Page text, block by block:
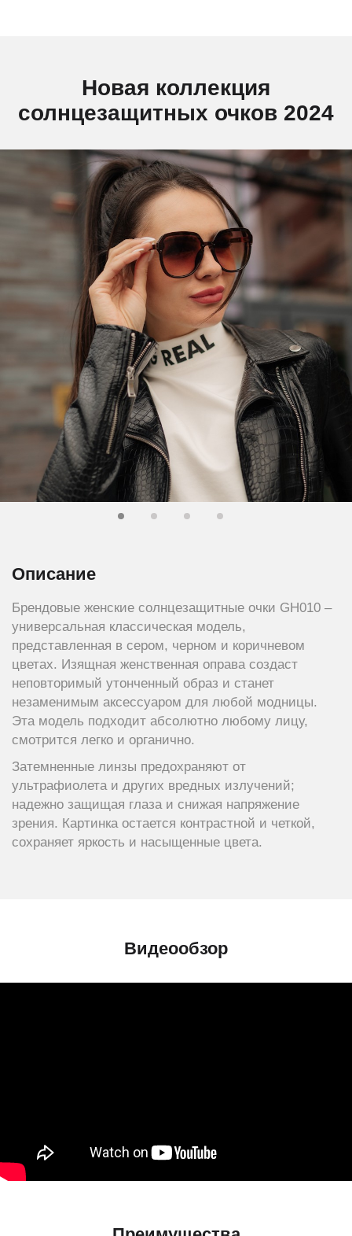
Новая коллекция
солнцезащитных очков 2024
Описание
Брендовые женские солнцезащитные очки GH010 –
универсальная классическая модель,
представленная в сером, черном и коричневом
цветах. Изящная женственная оправа создаст
неповторимый утонченный образ и станет
незаменимым аксессуаром для любой модницы.
Эта модель подходит абсолютно любому лицу,
смотрится легко и органично.
Затемненные линзы предохраняют от
ультрафиолета и других вредных излучений;
надежно защищая глаза и снижая напряжение
зрения. Картинка остается контрастной и четкой,
сохраняет яркость и насыщенные цвета.
Видеообзор